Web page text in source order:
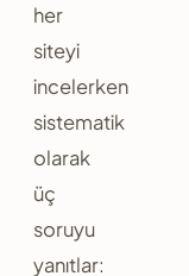
her
siteyi
incelerken
sistematik
olarak
üç
soruyu
yanıtlar: